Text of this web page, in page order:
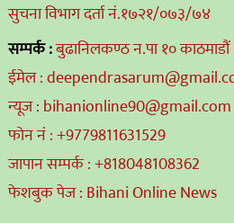
सुचना विभाग दर्ता नं.१७२१/०७३/७४
सम्पर्क :बुढानिलकण्ठ न.पा १० काठमाडौं
ईमेल :
न्यूज : bihanionline90@gmail.com
फोन नं : +9779811631529
जापान सम्पर्क : +818048108362
फेशबुक पेज : Bihani Online News